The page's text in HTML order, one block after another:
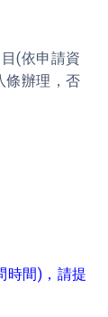
(依申請資
條辦理，否
時間)，請提